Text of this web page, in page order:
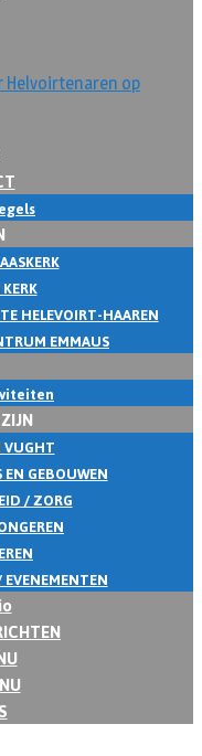
HELEVOIRT-HAAREN
EMMAUS
VUGHT
GEBOUWEN
/ ZORG